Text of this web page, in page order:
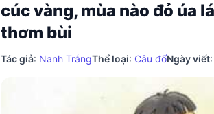
cúc vàng, mùa nào đỏ úa
thơm bùi
Tác giả: Nanh TrắngThể loại: Câu đốNgày viết